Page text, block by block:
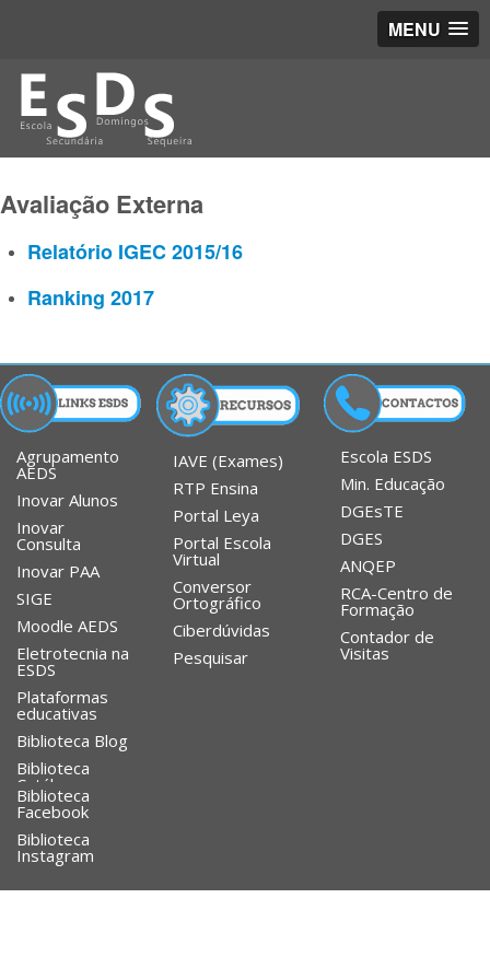
MENU
Avaliação Externa
Relatório IGEC 2015/16
Ranking 2017
Agrupamento
AEDS
Inovar Alunos
Inovar
Consulta
Inovar PAA
SIGE
Moodle AEDS
Eletrotecnia na
ESDS
Plataformas
educativas
Biblioteca Blog
Biblioteca
Catálogo
Biblioteca
Facebook
Biblioteca
Instagram
IAVE (Exames)
RTP Ensina
Portal Leya
Portal Escola
Virtual
Conversor
Ortográfico
Ciberdúvidas
Pesquisar
Escola ESDS
Min. Educação
DGEsTE
DGES
ANQEP
RCA-Centro de
Formação
Contador de
Visitas